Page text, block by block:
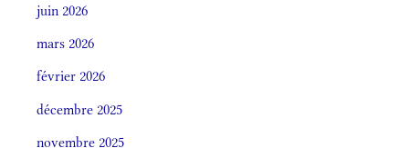
juin 2026
mars 2026
février 2026
décembre 2025
novembre 2025